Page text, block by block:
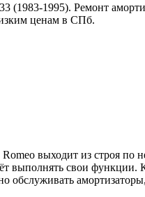
1995). Ремонт
ценам в СПб.
выходит из строя по
выполнять свои
обслуживать